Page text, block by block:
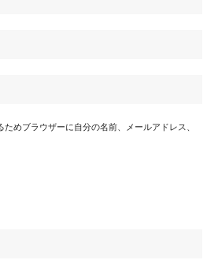
めブラウザーに自分の名前、メールアドレス、